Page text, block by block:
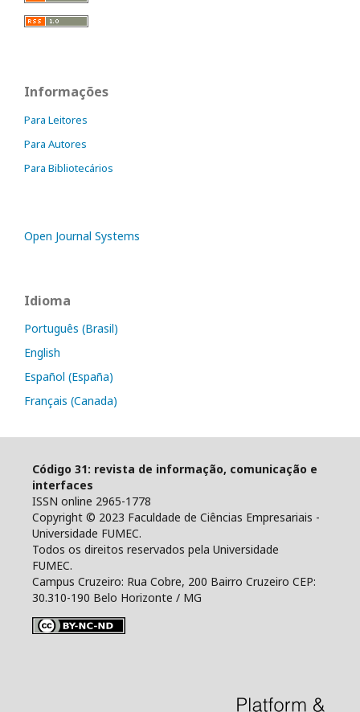
Informações
Para Leitores
Para Autores
Para Bibliotecários
Open Journal Systems
Idioma
Português (Brasil)
English
Español (España)
Français (Canada)
Código 31: revista de informação, comunicação e
interfaces
ISSN online 2965-1778
Copyright © 2023 Faculdade de Ciências Empresariais -
Universidade FUMEC.
Todos os direitos reservados pela Universidade
FUMEC.
Campus Cruzeiro: Rua Cobre, 200 Bairro Cruzeiro CEP:
30.310-190 Belo Horizonte / MG